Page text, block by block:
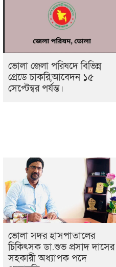
ভোলা জেলা পরিষদে বিভিন্ন
গ্রেডে চাকরি,আবেদন ১৫
সেপ্টেম্বর পর্যন্ত।
ভোলা সদর হাসপাতালের
চিকিৎসক ডা.শুভ প্রসাদ দাসের
সহকারী অধ্যাপক পদে